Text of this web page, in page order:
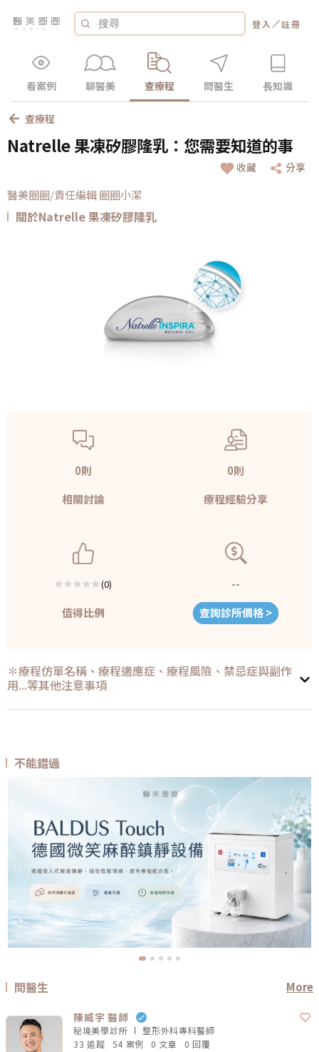
登入 ／註冊
看案例 聊醫美 查療程 問醫生 長知識
查療程
Natrelle 果凍矽膠隆乳：您需要知道的事
收藏 分享
醫美圈圈/責任編輯 圈圈小潔
關於Natrelle 果凍矽膠隆乳
0則
相關討論
0則
療程經驗分享
(0)
值得比例
--
查詢診所價格 >
✽療程仿單名稱、療程適應症、療程風險、禁忌症與副作
用...等其他注意事項
不能錯過
問醫生 More
陳威宇 醫師
秘境美學診所 整形外科專科醫師
33 追蹤
54 案例 0 文章 0 回覆